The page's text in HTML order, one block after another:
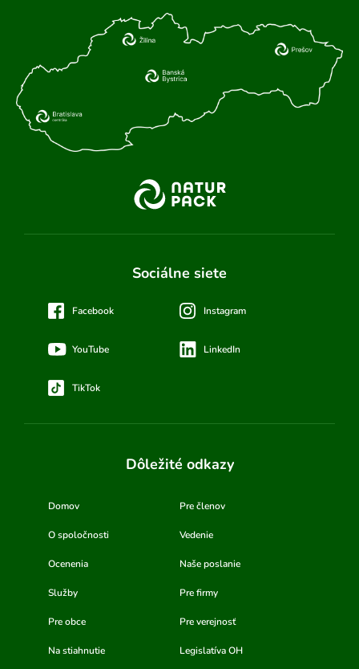
Sociálne siete
Facebook Instagram
YouTube LinkedIn
TikTok
Dôležité odkazy
Domov Pre členov
O spoločnosti Vedenie
Ocenenia Naše poslanie
Služby Pre firmy
Pre obce Pre verejnosť
Na stiahnutie Legislatíva OH